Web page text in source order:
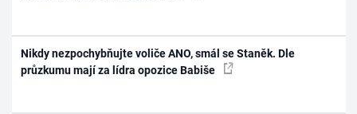
Nikdy nezpochybňujte voliče ANO, smál se Staněk. Dle
průzkumu mají za lídra opozice Babiše